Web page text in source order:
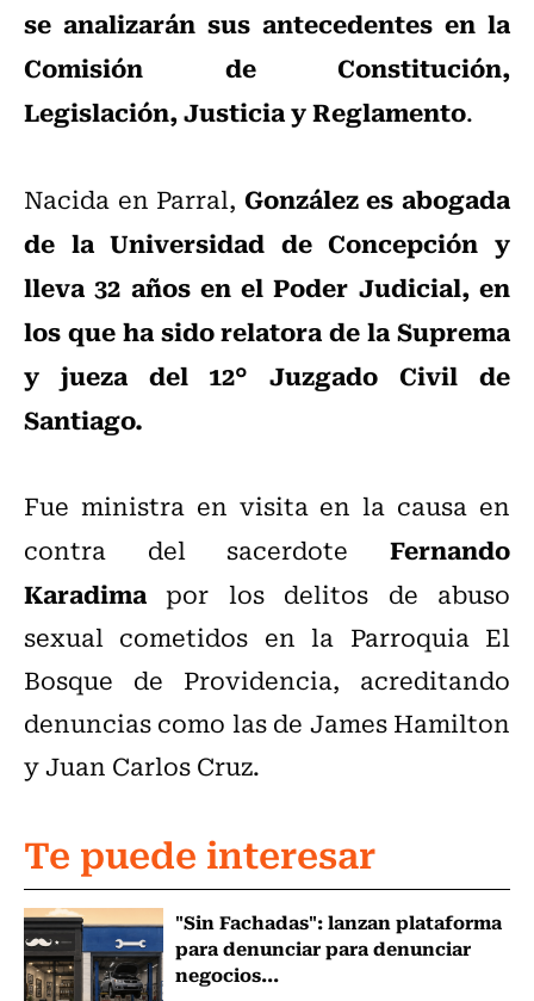
se analizarán sus antecedentes en la
Comisión de Constitución,
Legislación, Justicia y Reglamento.
Nacida en Parral, González es abogada
de la Universidad de Concepción y
lleva 32 años en el Poder Judicial, en
los que ha sido relatora de la Suprema
y jueza del 12° Juzgado Civil de
Santiago.
Fue ministra en visita en la causa en
contra del sacerdote Fernando
Karadima por los delitos de abuso
sexual cometidos en la Parroquia El
Bosque de Providencia, acreditando
denuncias como las de James Hamilton
y Juan Carlos Cruz.
Te puede interesar
"Sin Fachadas": lanzan plataforma
para denunciar para denunciar
negocios...